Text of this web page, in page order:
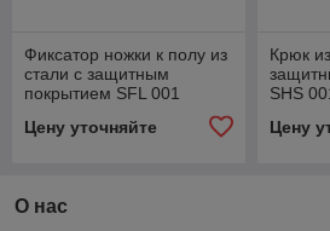
Фиксатор ножки к полу из
стали с защитным
покрытием SFL 001
Цену уточняйте
Крюк
SHS
Цену
О нас